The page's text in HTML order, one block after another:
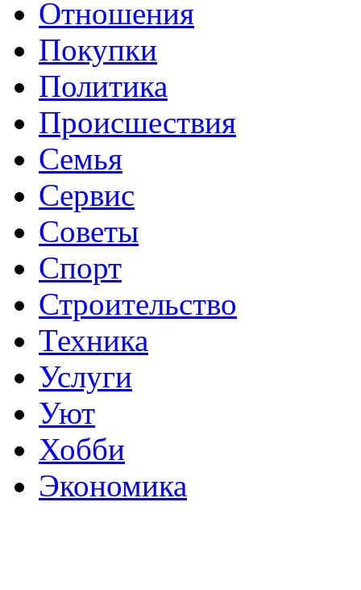
Отношения
Покупки
Политика
Происшествия
Семья
Сервис
Советы
Спорт
Строительство
Техника
Услуги
Уют
Хобби
Экономика